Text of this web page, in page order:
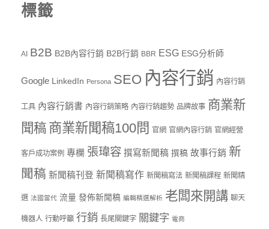
標籤
AI B2B B2B內容行銷 B2B行銷 BBR ESG ESG分析師
Google LinkedIn Persona SEO 內容行銷 內容行銷
工具 內容行銷書 內容行銷策略 內容行銷趨勢 品牌故事 商業新
聞稿 商業新聞稿100問 官網 官網內容行銷 官網經營
客戶成功案例 專欄 張瑋容 撰寫新聞稿 撰稿 故事行銷 新
聞稿 新聞稿刊登 新聞稿寫作 新聞稿寫法 新聞稿課程 新聞精
選 法國當代 流量 發佈新聞稿 編輯精選解析 老闆來開講 聊天
機器人 行動呼籲 行銷 長尾關鍵字 關鍵字 電商